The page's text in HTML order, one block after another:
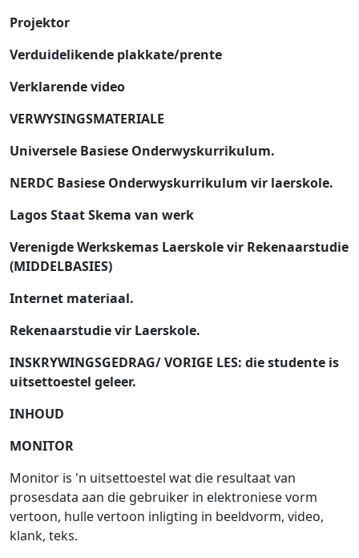
Projektor
Verduidelikende plakkate/prente
Verklarende video
VERWYSINGSMATERIALE
Universele Basiese Onderwyskurrikulum.
NERDC Basiese Onderwyskurrikulum vir laerskole.
Lagos Staat Skema van werk
Verenigde Werkskemas Laerskole vir Rekenaarstudie
(MIDDELBASIES)
Internet materiaal.
Rekenaarstudie vir Laerskole.
INSKRYWINGSGEDRAG/ VORIGE LES: die studente is
uitsettoestel geleer.
INHOUD
MONITOR
Monitor is 'n uitsettoestel wat die resultaat van
prosesdata aan die gebruiker in elektroniese vorm
vertoon, hulle vertoon inligting in beeldvorm, video,
klank, teks.